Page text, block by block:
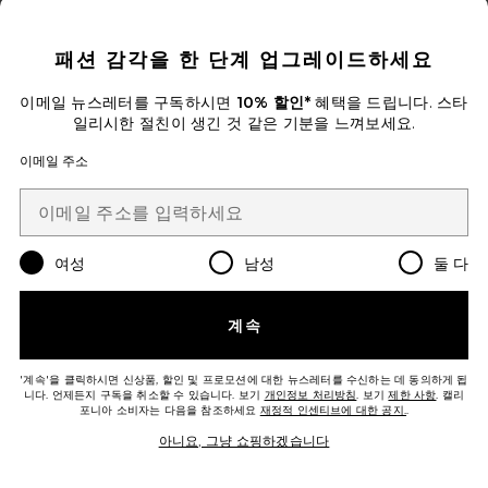
RUBI 가디건
ALLSAINTS
Favorite JETT LEA 팬츠
패션 감각을 한 단계 업그레이드하세요
이메일 뉴스레터를 구독하시면 10% 할인*혜택을 드립니다. 스타
일리시한 절친이 생긴 것 같은 기분을 느껴보세요.
이메일 주소
여성 남성 둘 다
계속
'계속'을 클릭하시면 신상품, 할인 및 프로모션에 대한 뉴스레터를 수신하는 데 동의하게 됩
니다. 언제든지 구독을 취소할 수 있습니다. 보기 개인정보 처리방침. 보기제한 사항. 캘리
포니아 소비자는 다음을 참조하세요 재정적 인센티브에 대한 공지..
아니요, 그냥 쇼핑하겠습니다